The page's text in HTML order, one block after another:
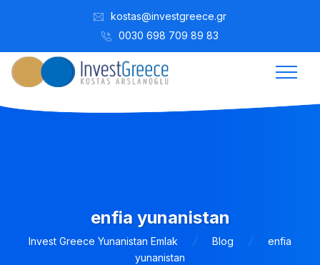
kostas@investgreece.gr
0030 698 709 89 83
enfia yunanistan
Invest Greece Yunanistan Emlak Blog
enfia
yunanistan